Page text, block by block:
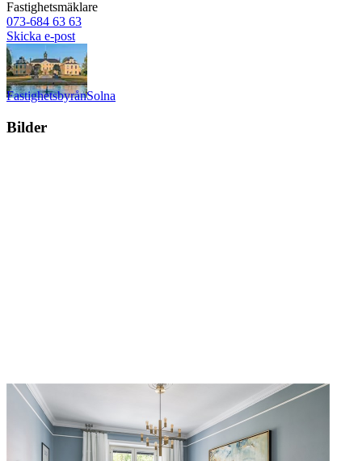
Fastighetsmäklare
073-684 63 63
Skicka e-post
FastighetsbyrånSolna
Bilder